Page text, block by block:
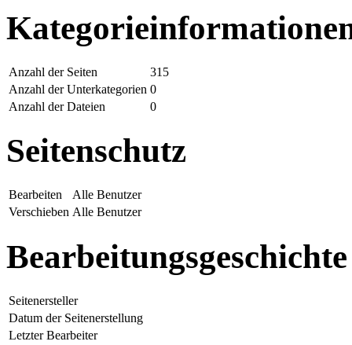
Anzahl der Seiten
315
Anzahl der Unterkategorien 0
Anzahl der Dateien
0
Seitenschutz
Bearbeiten
Alle Benutzer
Verschieben Alle Benutzer
Bearbeitungsgeschichte
Seitenersteller
Datum der Seitenerstellung
Letzter Bearbeiter